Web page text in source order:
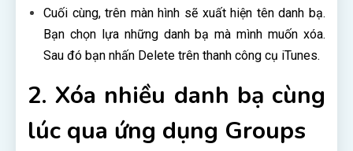
Cuối cùng, trên màn hình sẽ xuất hiện tên danh bạ.
Bạn chọn lựa những danh bạ mà mình muốn xóa.
Sau đó bạn nhấn Delete trên thanh công cụ iTunes.
2. Xóa nhiều danh bạ cùng
lúc qua ứng dụng Groups